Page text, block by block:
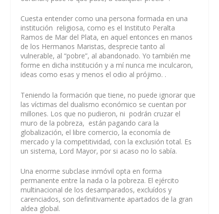
Cuesta entender como una persona formada en una
institución religiosa, como es el Instituto Peralta
Ramos de Mar del Plata, en aquel entonces en manos
de los Hermanos Maristas, desprecie tanto al
vulnerable, al “pobre”, al abandonado. Yo también me
forme en dicha institución y a mí nunca me inculcaron,
ideas como esas y menos el odio al prójimo. .
Teniendo la formación que tiene, no puede ignorar que
las víctimas del dualismo económico se cuentan por
millones. Los que no pudieron, ni podrán cruzar el
muro de la pobreza, están pagando cara la
globalización, el libre comercio, la economía de
mercado y la competitividad, con la exclusión total. Es
un sistema, Lord Mayor, por si acaso no lo sabía.
Una enorme subclase inmóvil opta en forma
permanente entre la nada o la pobreza. El ejército
multinacional de los desamparados, excluídos y
carenciados, son definitivamente apartados de la gran
aldea global.